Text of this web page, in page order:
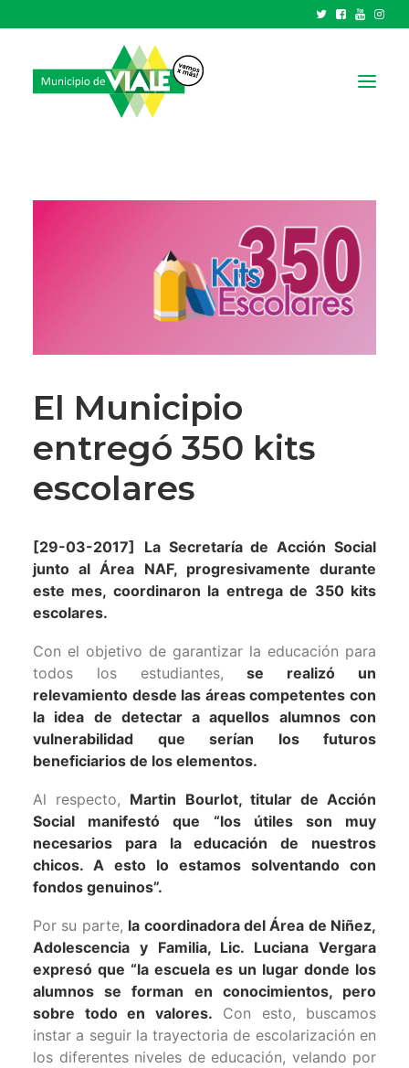
GOBIERNO
TRÁMITES Y SERVICIOS
El Municipio
entregó 350 kits
escolares
[29-03-2017]
La Secretaría de Acción Social
junto al Área NAF, progresivamente durante
este mes, coordinaron la entrega de 350 kits
escolares.
Con el objetivo de garantizar la educación para
todos los estudiantes,se realizó un
relevamiento desde las áreas competentes con
la idea de detectar a aquellos alumnos con
vulnerabilidad que serían los futuros
beneficiarios de los elementos.
Al respecto, Martin Bourlot, titular de Acción
Social manifestó que “los útiles son muy
necesarios para la educación de nuestros
chicos. A esto lo estamos solventando con
fondos genuinos”.
Por su parte, la coordinadora del Área de Niñez,
Adolescencia y Familia, Lic. Luciana Vergara
expresó que “la escuela es un lugar donde los
alumnos se forman en conocimientos, pero
sobre todo en valores. Con esto, buscamos
instar a seguir la trayectoria de escolarización en
los diferentes niveles de educación, velando por